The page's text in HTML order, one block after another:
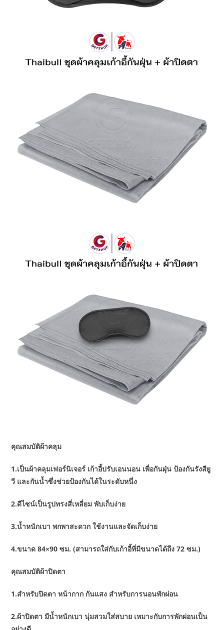
คุณสมบัติผ้าคลุม
1.เป็นผ้าคลุมเฟอร์นิเจอร์ เก้าอี้ปรับเอนนอน เพื่อกันฝุ่น ป้องกันรังสียู
วี และกันน้ำซึ่งช่วยป้องกันได้ในระดับหนึ่ง
2.ดีไซน์เป็นรูปทรงสี่เหลี่ยม พับเก็บง่าย
3.น้ำหนักเบา พกพาสะดวก ใช้งานและจัดเก็บง่าย
4.ขนาด 84×90 ซม. (สามารถใส่กับเก้าอี้ที่มีขนาดได้ถึง 72 ซม.)
คุณสมบัติผ้าปิดตา
1.สำหรับปิดตา หน้ากาก กันแสง สำหรับการนอนพักผ่อน
2.ผ้าปิดตา มีน้ำหนักเบา นุ่มสวมใส่สบาย เหมาะกับการพักผ่อนเป็น